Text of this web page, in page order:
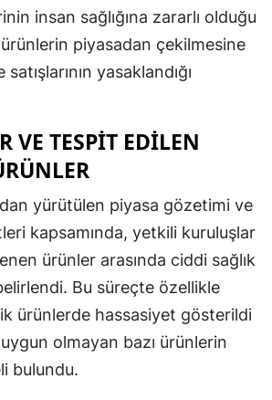
Hakkari
Hatay
Mersin
İzmir
Kars
Kastamonu
Kayseri
insan sağlığına zararlı olduğu
piyasadan çekilmesine
yasaklandığı
VE TESPIT EDILEN
yürütülen piyasa gözetimi ve
kapsamında, yetkili kuruluşlar
ürünler arasında ciddi sağlık
Bu süreçte özellikle
ürünlerde hassasiyet gösterildi
olmayan bazı ürünlerin
bulundu.